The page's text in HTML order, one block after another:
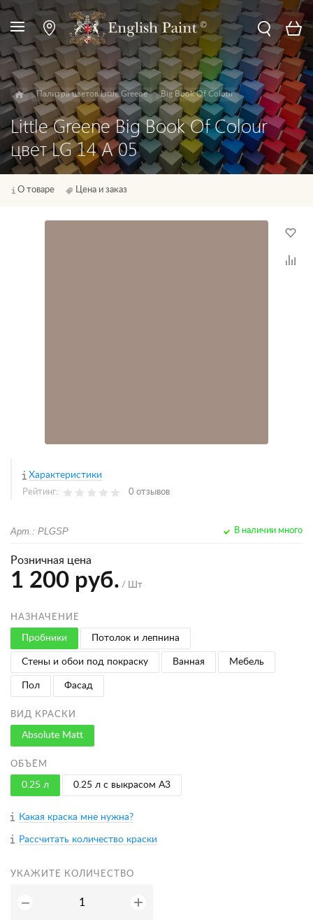
Палитра цветов Little Greene Big Book Of Colour
Little Greene Big Book Of Colour
цвет LG 14 A 05
О товаре Цена и заказ
Характеристики
Рейтинг: 0 отзывов
Арт.: PLGSP В наличии много
Розничная цена
1 200 руб. / Шт
НАЗНАЧЕНИЕ
Пробники Потолок и лепнина
Стены и обои под покраску Ванная Мебель
Пол Фасад
ВИД КРАСКИ
Absolute Matt
ОБЪЁМ
0.25 л 0.25 л с выкрасом A3
Какая краска мне нужна?
Рассчитать количество краски
УКАЖИТЕ КОЛИЧЕСТВО
− +